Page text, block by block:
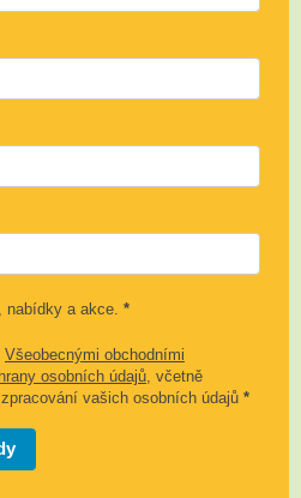
nabídky a akce. *
Všeobecnými obchodními
osobních údajů, včetně
vašich osobních údajů *